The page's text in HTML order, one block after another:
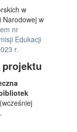
w
Narodowej w
nr
Edukacji
r.